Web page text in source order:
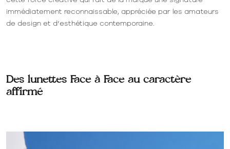
immédiatement reconnaissable, appréciée par les amateurs
de design et d’esthétique contemporaine.
Des lunettes Face à Face au caractère
affirmé